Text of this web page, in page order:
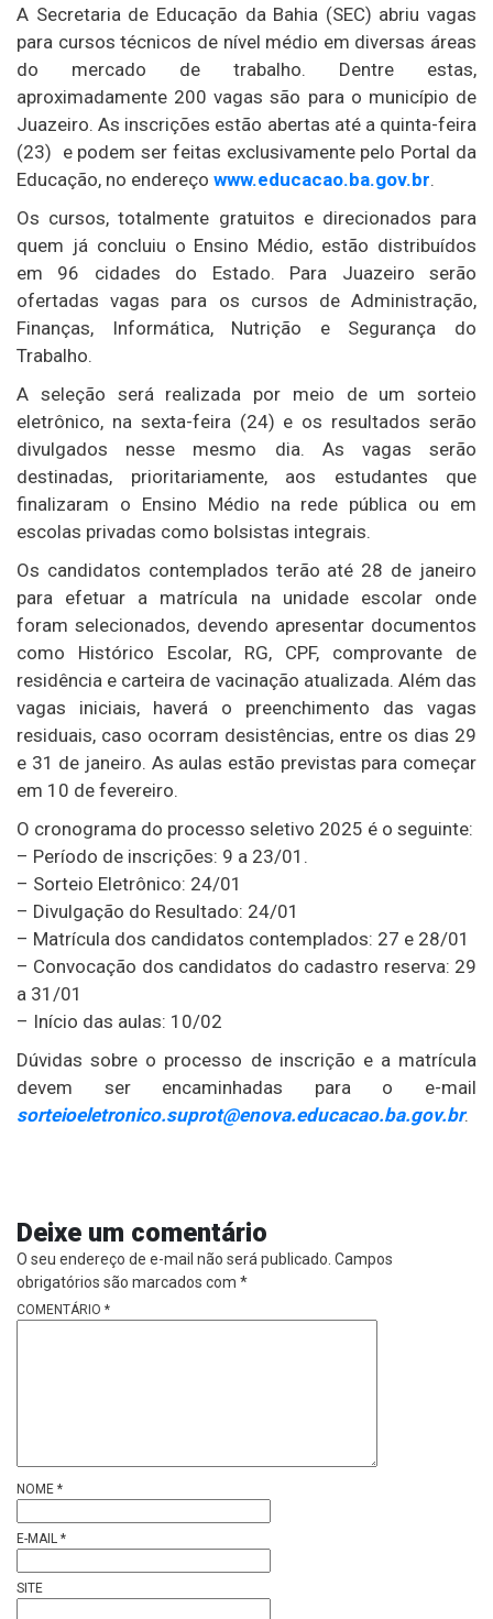
A Secretaria de Educação da Bahia (SEC) abriu vagas
para cursos técnicos de nível médio em diversas áreas
do mercado de trabalho. Dentre estas,
aproximadamente 200 vagas são para o município de
Juazeiro. As inscrições estão abertas até a quinta-feira
(23) e podem ser feitas exclusivamente pelo Portal da
Educação, no endereço www.educacao.ba.gov.br.
Os cursos, totalmente gratuitos e direcionados para
quem já concluiu o Ensino Médio, estão distribuídos
em 96 cidades do Estado. Para Juazeiro serão
ofertadas vagas para os cursos de Administração,
Finanças, Informática, Nutrição e Segurança do
Trabalho.
A seleção será realizada por meio de um sorteio
eletrônico, na sexta-feira (24) e os resultados serão
divulgados nesse mesmo dia. As vagas serão
destinadas, prioritariamente, aos estudantes que
finalizaram o Ensino Médio na rede pública ou em
escolas privadas como bolsistas integrais.
Os candidatos contemplados terão até 28 de janeiro
para efetuar a matrícula na unidade escolar onde
foram selecionados, devendo apresentar documentos
como Histórico Escolar, RG, CPF, comprovante de
residência e carteira de vacinação atualizada. Além das
vagas iniciais, haverá o preenchimento das vagas
residuais, caso ocorram desistências, entre os dias 29
e 31 de janeiro. As aulas estão previstas para começar
em 10 de fevereiro.
O cronograma do processo seletivo 2025 é o seguinte:
– Período de inscrições: 9 a 23/01.
– Sorteio Eletrônico: 24/01
– Divulgação do Resultado: 24/01
– Matrícula dos candidatos contemplados: 27 e 28/01
– Convocação dos candidatos do cadastro reserva: 29
a 31/01
– Início das aulas: 10/02
Dúvidas sobre o processo de inscrição e a matrícula
devem ser encaminhadas para o e-mail
sorteioeletronico.suprot@enova.educacao.ba.gov.br.
Deixe um comentário
O seu endereço de e-mail não será publicado. Campos
obrigatórios são marcados com *
COMENTÁRIO *
NOME *
E-MAIL *
SITE